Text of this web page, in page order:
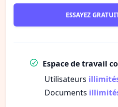
ESSAYEZ
Espace de travail
Utilisateurs
Documents